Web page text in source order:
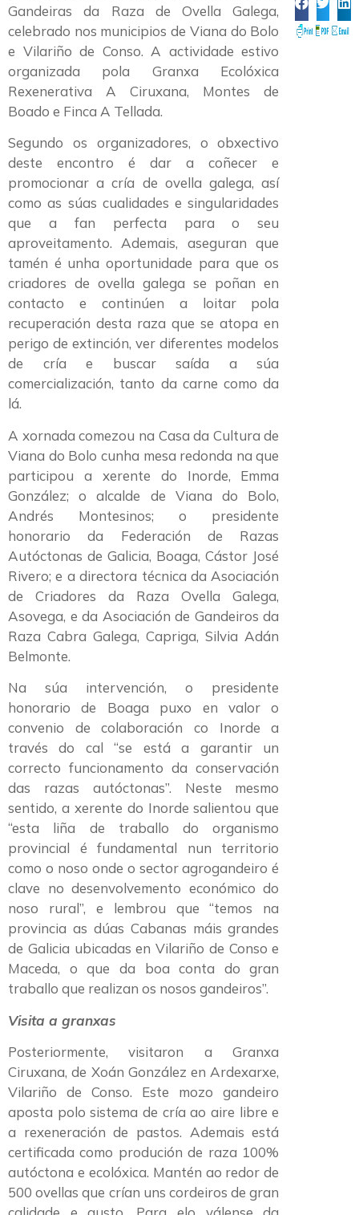
Gandeiras da Raza de Ovella Galega,
celebrado nos municipios de Viana do Bolo
e Vilariño de Conso. A actividade estivo
organizada pola Granxa Ecolóxica
Rexenerativa A Ciruxana, Montes de
Boado e Finca A Tellada.
Segundo os organizadores, o obxectivo
deste encontro é dar a coñecer e
promocionar a cría de ovella galega, así
como as súas cualidades e singularidades
que a fan perfecta para o seu
aproveitamento. Ademais, aseguran que
tamén é unha oportunidade para que os
criadores de ovella galega se poñan en
contacto e continúen a loitar pola
recuperación desta raza que se atopa en
perigo de extinción, ver diferentes modelos
de cría e buscar saída a súa
comercialización, tanto da carne como da
lá.
A xornada comezou na Casa da Cultura de
Viana do Bolo cunha mesa redonda na que
participou a xerente do Inorde, Emma
González; o alcalde de Viana do Bolo,
Andrés Montesinos; o presidente
honorario da Federación de Razas
Autóctonas de Galicia, Boaga, Cástor José
Rivero; e a directora técnica da Asociación
de Criadores da Raza Ovella Galega,
Asovega, e da Asociación de Gandeiros da
Raza Cabra Galega, Capriga, Silvia Adán
Belmonte.
Na súa intervención, o presidente
honorario de Boaga puxo en valor o
convenio de colaboración co Inorde a
través do cal “se está a garantir un
correcto funcionamento da conservación
das razas autóctonas”. Neste mesmo
sentido, a xerente do Inorde salientou que
“esta liña de traballo do organismo
provincial é fundamental nun territorio
como o noso onde o sector agrogandeiro é
clave no desenvolvemento económico do
noso rural”, e lembrou que “temos na
provincia as dúas Cabanas máis grandes
de Galicia ubicadas en Vilariño de Conso e
Maceda, o que da boa conta do gran
traballo que realizan os nosos gandeiros”.
Visita a granxas
Posteriormente, visitaron a Granxa
Ciruxana, de Xoán González en Ardexarxe,
Vilariño de Conso. Este mozo gandeiro
aposta polo sistema de cría ao aire libre e
a rexeneración de pastos. Ademais está
certificada como produción de raza 100%
autóctona e ecolóxica. Mantén ao redor de
500 ovellas que crían uns cordeiros de gran